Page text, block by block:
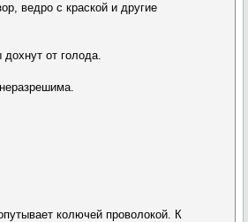
ведро с краской и другие
от голода.
колючей проволокой. К